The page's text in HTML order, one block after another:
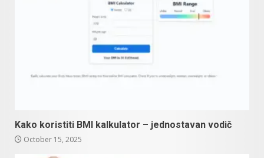
Kako koristiti BMI kalkulator – jednostavan vodič
October 15, 2025